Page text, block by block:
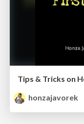
Tips & Tricks on
honzajavorek